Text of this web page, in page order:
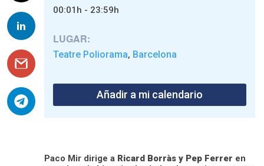
00:01h - 23:59h
LUGAR:
Teatre Poliorama, Barcelona
Añadir a mi calendario
Paco Mir dirige a Ricard Borràs y Pep Ferrer en